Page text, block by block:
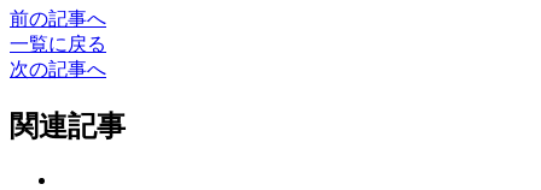
前の記事へ
一覧に戻る
次の記事へ
関連記事